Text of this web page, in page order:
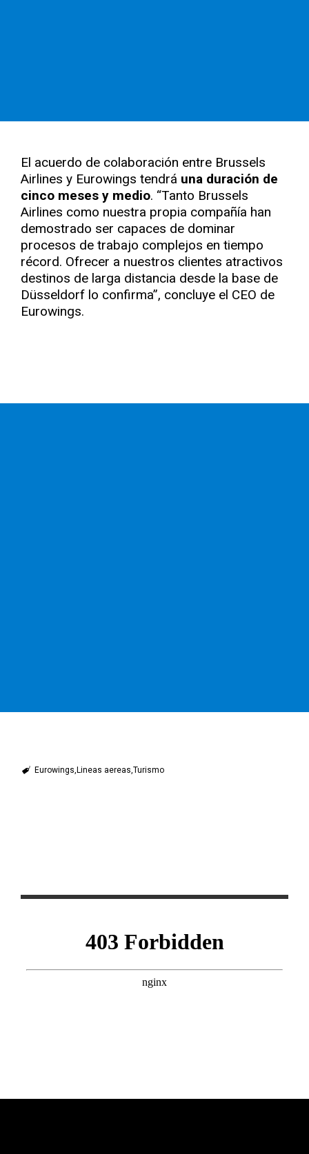
El acuerdo de colaboración entre Brussels
Airlines y Eurowings tendrá una duración de
cinco meses y medio. “Tanto Brussels
Airlines como nuestra propia compañía han
demostrado ser capaces de dominar
procesos de trabajo complejos en tiempo
récord. Ofrecer a nuestros clientes atractivos
destinos de larga distancia desde la base de
Düsseldorf lo confirma”, concluye el CEO de
Eurowings.
Eurowings Lineas aereas Turismo